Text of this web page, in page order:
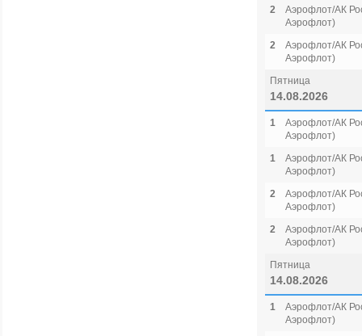
2
Аэрофлот/АК
Аэрофлот)
2
Аэрофлот/АК
Аэрофлот)
Пятница
14.08.2026
1
Аэрофлот/АК
Аэрофлот)
1
Аэрофлот/АК
Аэрофлот)
2
Аэрофлот/АК
Аэрофлот)
2
Аэрофлот/АК
Аэрофлот)
Пятница
14.08.2026
1
Аэрофлот/АК
Аэрофлот)